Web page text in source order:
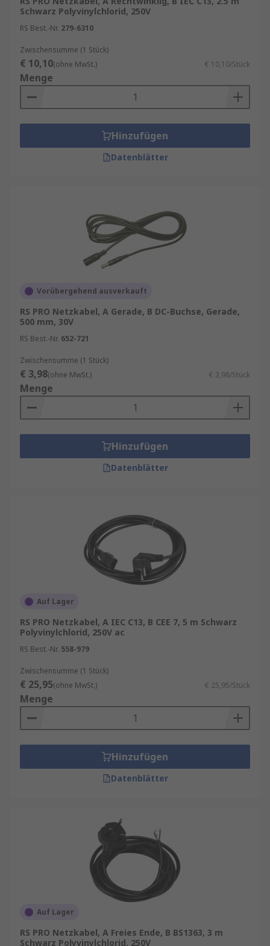
Schwarz Polyvinylchlorid, 250V
RS Best.-Nr. 279-6310
Zwischensumme (1 Stück)
€ 10,10(ohne MwSt.) € 10,10/Stück
Menge
Hinzufügen
Datenblätter
Vorübergehend ausverkauft
RS PRO Netzkabel, A Gerade, B DC-Buchse, Gerade,
500 mm, 30V
RS Best.-Nr. 652-721
Zwischensumme (1 Stück)
€ 3,98(ohne MwSt.) € 3,98/Stück
Menge
Hinzufügen
Datenblätter
Auf Lager
RS PRO Netzkabel, A IEC C13, B CEE 7, 5 m Schwarz
Polyvinylchlorid, 250V ac
RS Best.-Nr. 558-979
Zwischensumme (1 Stück)
€ 25,95(ohne MwSt.) € 25,95/Stück
Menge
Hinzufügen
Datenblätter
Auf Lager
RS PRO Netzkabel, A Freies Ende, B BS1363, 3 m
Schwarz Polyvinylchlorid, 250V